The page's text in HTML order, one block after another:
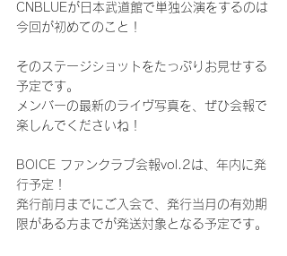
CNBLUEが日本武道館で単独公演をするのは
今回が初めてのこと！
そのステージショットをたっぷりお見せする
予定です。
メンバーの最新のライヴ写真を、ぜひ会報で
楽しんでくださいね！
BOICE ファンクラブ会報vol.2は、年内に発
行予定！
発行前月までにご入会で、発行当月の有効期
限がある方までが発送対象となる予定です。